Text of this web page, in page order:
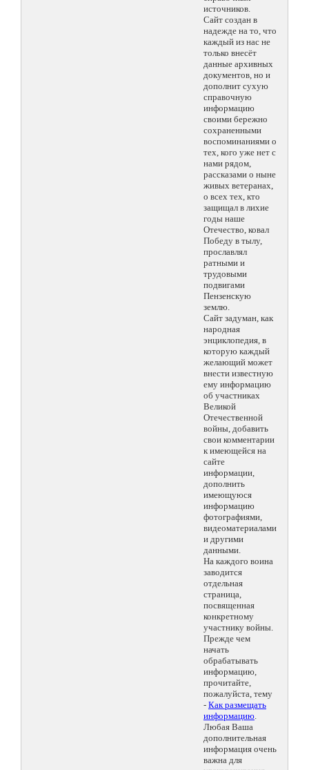
источников.
Сайт создан в
надежде на то, что
каждый из нас не
только внесёт
данные архивных
документов, но и
дополнит сухую
справочную
информацию
своими бережно
сохраненными
воспоминаниями о
тех, кого уже нет с
нами рядом,
рассказами о ныне
живых ветеранах,
о всех тех, кто
защищал в лихие
годы наше
Отечество, ковал
Победу в тылу,
прославлял
ратными и
трудовыми
подвигами
Пензенскую
землю.
Сайт задуман, как
народная
энциклопедия, в
которую каждый
желающий может
внести известную
ему информацию
об участниках
Великой
Отечественной
войны, добавить
свои комментарии
к имеющейся на
сайте
информации,
дополнить
имеющуюся
информацию
фотографиями,
видеоматериалами
и другими
данными.
На каждого воина
заводится
отдельная
страница,
посвященная
конкретному
участнику войны.
Прежде чем
начать
обрабатывать
информацию,
прочитайте,
пожалуйста, тему
- Как размещать
информацию.
Любая Ваша
дополнительная
информация очень
важна для